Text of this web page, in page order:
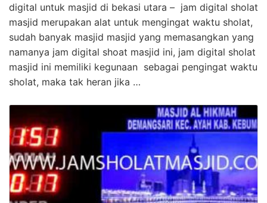
digital untuk masjid di bekasi utara – jam digital sholat
masjid merupakan alat untuk mengingat waktu sholat,
sudah banyak masjid masjid yang memasangkan yang
namanya jam digital shoat masjid ini, jam digital sholat
masjid ini memiliki kegunaan sebagai pengingat waktu
sholat, maka tak heran jika …